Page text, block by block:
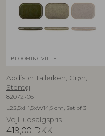
BLOOMINGVILLE
Addison Tallerken, Grøn,
Stentøj
82072706
L22,5xH1,5xW14,5 cm, Set of 3
Vejl. udsalgspris
419,00 DKK